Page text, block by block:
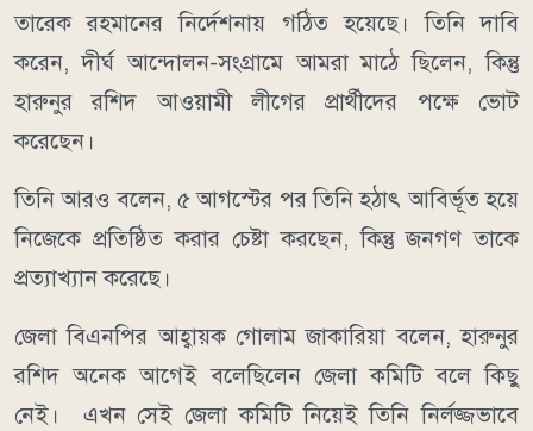
তারেক রহমানের নির্দেশনায় গঠিত হয়েছে। তিনি দাবি
করেন, দীর্ঘ আন্দোলন-সংগ্রামে আমরা মাঠে ছিলেন, কিন্তু
হারুনুর রশিদ আওয়ামী লীগের প্রার্থীদের পক্ষে ভোট
করেছেন।
তিনি আরও বলেন, ৫ আগস্টের পর তিনি হঠাৎ আবির্ভূত হয়ে
নিজেকে প্রতিষ্ঠিত করার চেষ্টা করছেন, কিন্তু জনগণ তাকে
প্রত্যাখ্যান করেছে।
জেলা বিএনপির আহ্বায়ক গোলাম জাকারিয়া বলেন, হারুনুর
রশিদ অনেক আগেই বলেছিলেন জেলা কমিটি বলে কিছু
নেই। এখন সেই জেলা কমিটি নিয়েই তিনি নির্লজ্জভাবে